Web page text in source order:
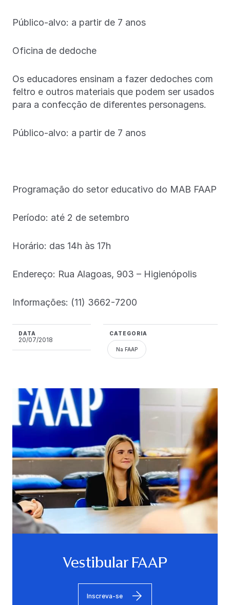
Público-alvo: a partir de 7 anos
Oficina de dedoche
Os educadores ensinam a fazer dedoches com
feltro e outros materiais que podem ser usados
para a confecção de diferentes personagens.
Público-alvo: a partir de 7 anos
Programação do setor educativo do MAB FAAP
Período: até 2 de setembro
Horário: das 14h às 17h
Endereço: Rua Alagoas, 903 – Higienópolis
Informações: (11) 3662-7200
DATA
20/07/2018
CATEGORIA
Na FAAP
Vestibular FAAP
Inscreva-se